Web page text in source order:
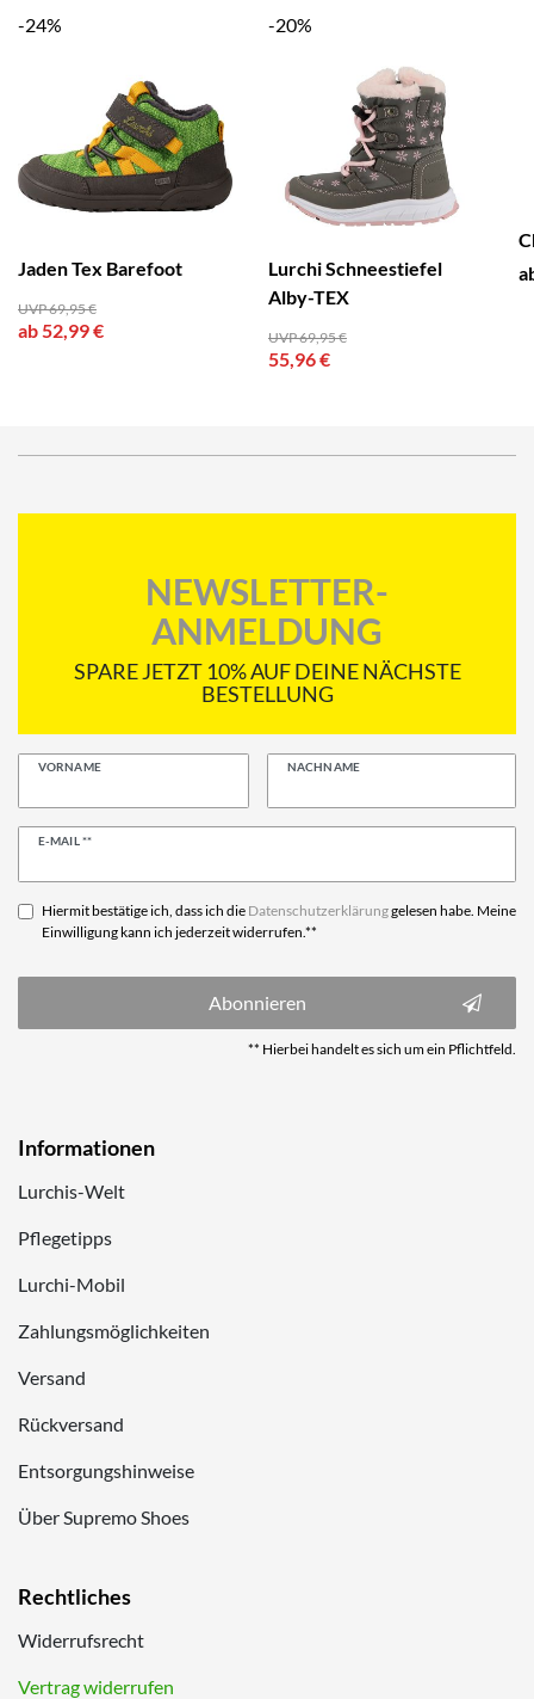
-24%
Jaden Tex Barefoot
UVP 69,95 €
ab 52,99 €
-20%
Lurchi Schneestiefel
Alby-TEX
UVP 69,95 €
55,96 €
NEWSLETTER-
ANMELDUNG
SPARE JETZT 10% AUF DEINE NÄCHSTE
BESTELLUNG
VORNAME NACHNAME
E-MAIL **
Newsletter
Hiermit bestätige ich, dass ich die Daten­schutz­erklärunggelesen habe. Meine
Einwilligung kann ich jederzeit widerrufen.**
Abonnieren
** Hierbei handelt es sich um ein Pflichtfeld.
Informationen
Lurchis-Welt
Pflegetipps
Lurchi-Mobil
Zahlungsmöglichkeiten
Versand
Rückversand
Entsorgungshinweise
Über Supremo Shoes
Rechtliches
Widerrufsrecht
Vertrag widerrufen